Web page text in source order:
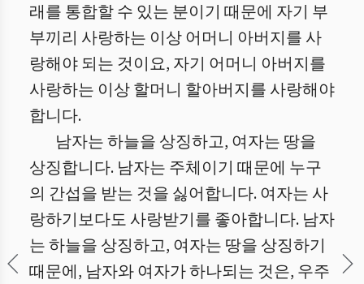
래를 통합할 수 있는 분이기 때문에 자기 부
부끼리 사랑하는 이상 어머니 아버지를 사
랑해야 되는 것이요, 자기 어머니 아버지를
사랑하는 이상 할머니 할아버지를 사랑해야
합니다.
남자는 하늘을 상징하고, 여자는 땅을
상징합니다. 남자는 주체이기 때문에 누구
의 간섭을 받는 것을 싫어합니다. 여자는 사
랑하기보다도 사랑받기를 좋아합니다. 남자
는 하늘을 상징하고, 여자는 땅을 상징하기
때문에, 남자와 여자가 하나되는 것은, 우주